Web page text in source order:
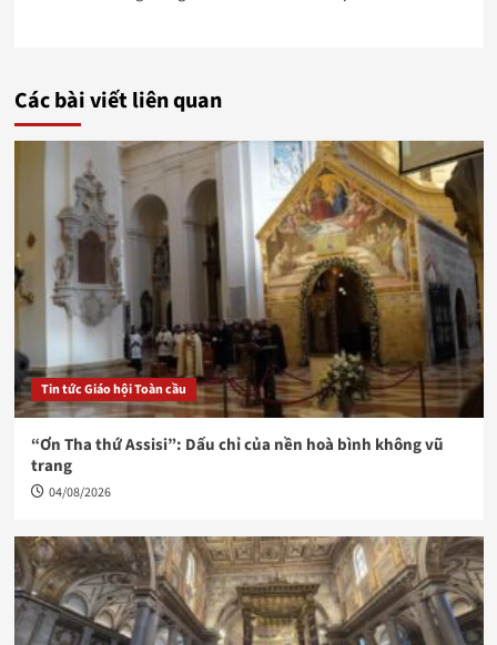
Các bài viết liên quan
Tin tức Giáo hội Toàn cầu
“Ơn Tha thứ Assisi”: Dấu chỉ của nền hoà bình không vũ
trang
04/08/2026